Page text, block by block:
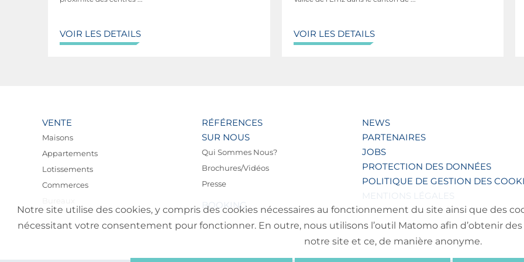
Aéroport de Luxembourg: 24,6 km
VOIR LES DETAILS VOIR LES DETAILS
VENTE
Maisons
Appartements
Lotissements
Commerces
RÉFÉRENCES
SUR NOUS
Qui Sommes Nous?
Brochures/Vidéos
Presse
BOOKING
NEWS
PARTENAIRES
JOBS
PROTECTION DES DONNÉES
POLITIQUE DE GESTION DES
MENTIONS LÉGALES
Notre site utilise des cookies, y compris des cookies nécessaires au fonctionnement du site ainsi que des
nécessitant votre consentement pour fonctionner. En outre, nous utilisons l’outil Matomo afin d’obtenir
notre site et ce, de manière anonyme.